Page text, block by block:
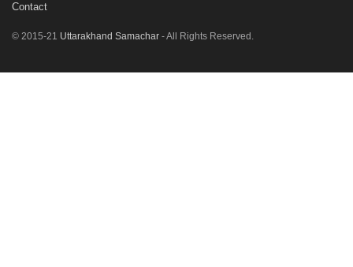
Contact
© 2015-21 Uttarakhand Samachar - All Rights Reserved.